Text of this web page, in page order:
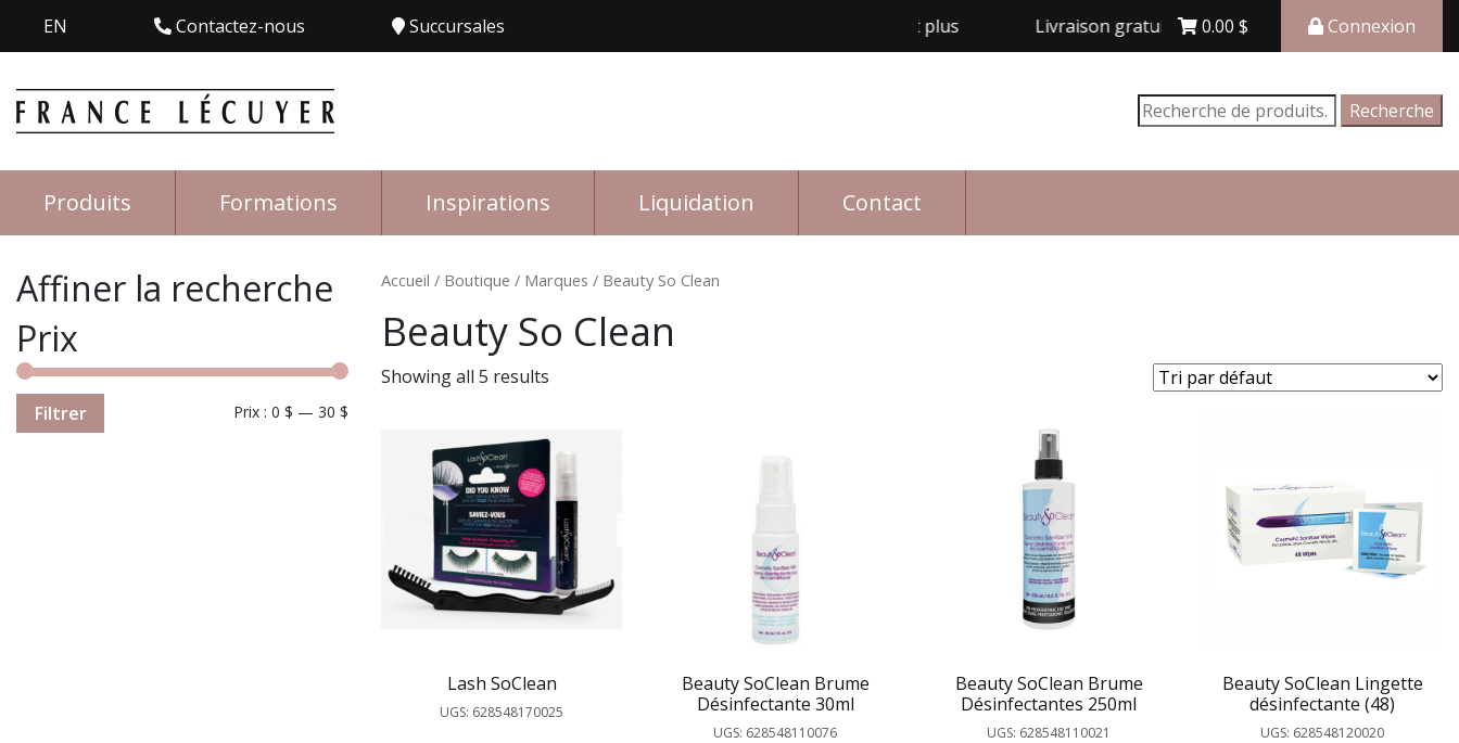
EN Contactez-nous Succursales Livraison gratuite avec achat de 150$ et plus Livraison gratuite avec achat de 150$ et plus
0.00 $ Connexion
Recherche
pour :
Recherche
Produits Formations Inspirations Liquidation Contact
Affiner la recherche
Prix
Filtrer Prix : 0 $ — 30 $
Accueil / Boutique / Marques / Beauty So Clean
Beauty So Clean
Showing all 5 results
Lash SoClean
UGS: 628548170025
Beauty SoClean Brume
Désinfectante 30ml
UGS: 628548110076
Beauty SoClean Brume
Désinfectantes 250ml
UGS: 628548110021
Beauty SoClean Lingette
désinfectante (48)
UGS: 628548120020